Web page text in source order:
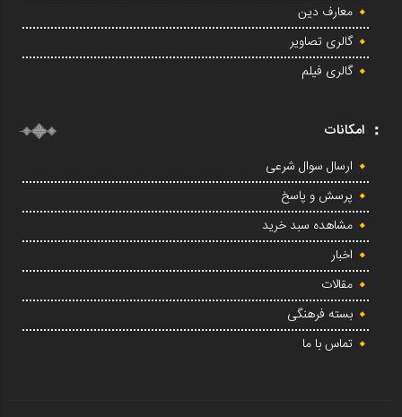
معارف دین
گالری تصاویر
گالری فیلم
امکانات
ارسال سوال شرعی
پرسش و پاسخ
مشاهده سبد خرید
اخبار
مقالات
بسته فرهنگی
تماس با ما